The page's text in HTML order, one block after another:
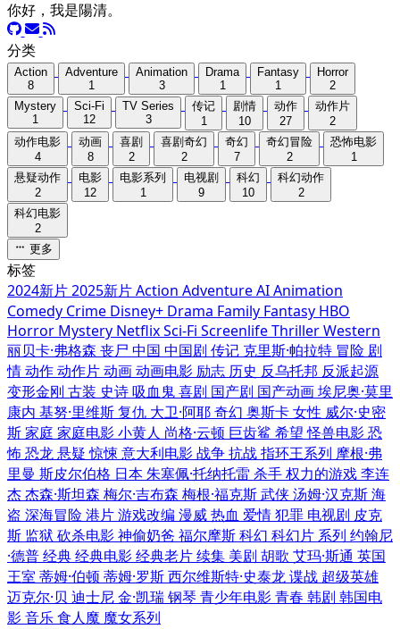
你好，我是陽清。
分类
Action
8
Adventure
1
Animation
3
Drama
1
Fantasy
1
Horror
2
Mystery
1
Sci-Fi
12
TV Series
3
传记
1
剧情
10
动作
27
动作片
2
动作电影
4
动画
8
喜剧
2
喜剧奇幻
2
奇幻
7
奇幻冒险
2
恐怖电影
1
悬疑动作
2
电影
12
电影系列
1
电视剧
9
科幻
10
科幻动作
2
科幻电影
2
更多
标签
2024新片2025新片Action AdventureAIAnimation
Comedy Crime Disney+ Drama Family Fantasy HBO
Horror Mystery NetflixSci-Fi ScreenlifeThrillerWestern
丽贝卡·弗格森 丧尸 中国 中国剧 传记 克里斯·帕拉特 冒险 剧
情动作动作片动画动画电影 励志 历史 反乌托邦 反派起源
变形金刚 古装 史诗吸血鬼喜剧 国产剧 国产动画埃尼奥·莫里
康内 基努·里维斯复仇 大卫·阿耶奇幻 奥斯卡女性 威尔·史密
斯家庭 家庭电影小黄人 尚格·云顿 巨齿鲨 希望怪兽电影恐
怖恐龙悬疑惊悚意大利电影战争抗战指环王系列 摩根·弗
里曼 斯皮尔伯格 日本朱塞佩·托纳托雷杀手权力的游戏李连
杰杰森·斯坦森 梅尔·吉布森 梅根·福克斯武侠汤姆·汉克斯海
盗 深海冒险港片游戏改编 漫威热血 爱情犯罪 电视剧 皮克
斯 监狱 砍杀电影神偷奶爸 福尔摩斯科幻 科幻片 系列 约翰尼
·德普经典经典电影经典老片续集 美剧 胡歌 艾玛·斯通 英国
王室 蒂姆·伯顿 蒂姆·罗斯西尔维斯特·史泰龙谍战 超级英雄
迈克尔·贝 迪士尼金·凯瑞钢琴 青少年电影青春 韩剧 韩国电
影音乐食人魔 魔女系列